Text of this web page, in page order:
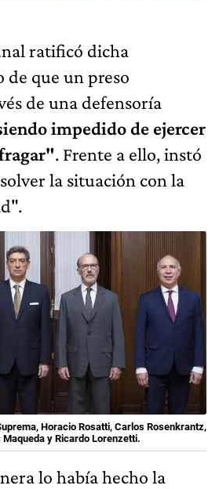
ratificó dicha
de que un preso
de una defensoría
impedido de ejercer
. Frente a ello, instó
la situación con la
Horacio Rosatti, Carlos Rosenkrantz,
Maqueda y Ricardo Lorenzetti.
lo había hecho la